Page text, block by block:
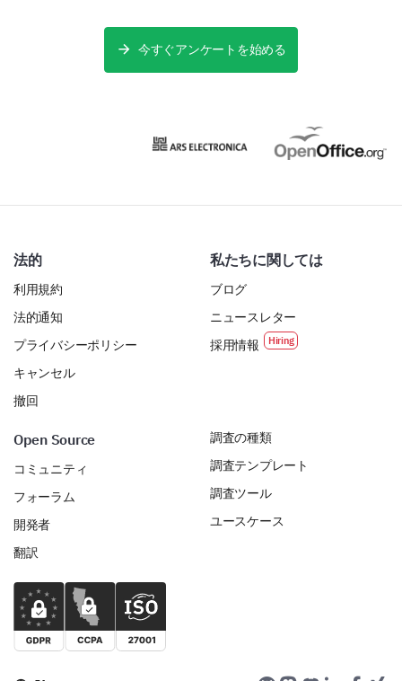
今すぐアンケートを始める
法的
利用規約
法的通知
プライバシーポリシー
キャンセル
撤回
私たちに関しては
ブログ
ニュースレター
採用情報
Open Source
コミュニティ
フォーラム
開発者
翻訳
調査の種類
調査テンプレート
調査ツール
ユースケース